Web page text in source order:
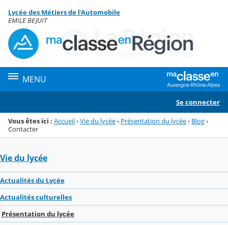
Menu de la rubrique
Contenu
Lycée des Métiers de l'Automobile
EMILE BEJUIT
MENU
Se connecter
Vous êtes ici : Accueil›Vie du lycée› Présentation du lycée› Blog›
Contacter
Vie du lycée
Actualités du Lycée
Actualités culturelles
Présentation du lycée